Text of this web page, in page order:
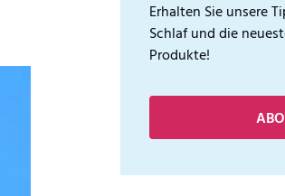
Erhalten Sie unsere
Schlaf und die
Produkte!